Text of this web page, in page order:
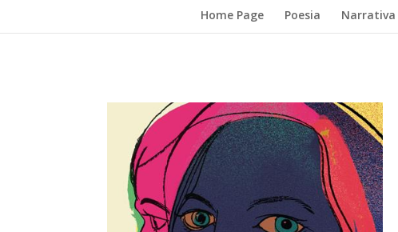
Home Page Poesia Narrativa